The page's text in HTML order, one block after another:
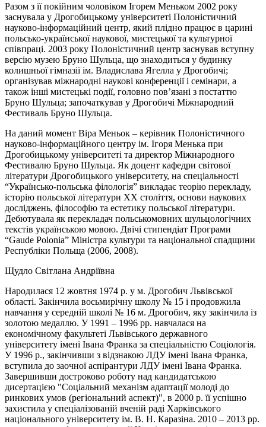
Разом з її покійним чоловіком Ігорем Меньком 2002 року
заснувала у Дрогобицькому університеті Полоністичний
науково-інформаційний центр, який плідно працює в царині
польсько-української наукової, мистецької та культурної
співпраці. 2003 року Полоністичний центр заснував вступну
версію музею Бруно Шульца, що знаходиться у будинку
колишньої гімназії ім. Владислава Ягелла у Дрогобичі;
організував міжнародні наукові конференції і семінари, а
також інші мистецькі події, головно пов’язані з постаттю
Бруно Шульца; започаткував у Дрогобичі Міжнародний
Фестиваль Бруно Шульца.
На даний момент Віра Меньок – керівник Полоністичного
науково-інформаційного центру ім. Ігоря Менька при
Дрогобицькому університеті та директор Міжнародного
Фестивалю Бруно Шульца. Як доцент кафедри світової
літератури Дрогобицького університету, на спеціальності
“Українсько-польська філологія” викладає теорію перекладу,
історію польської літератури ХХ століття, основи наукових
досліджень, філософію та естетику польської літератури.
Дебютувала як перекладач польськомовних шульцологічних
текстів українською мовою. Двічі стипендіат Програми
“Gaude Polonia” Міністра культури та національної спадщини
Республіки Польща (2006, 2008).
Щудло Світлана Андріївна
Народилася 12 жовтня 1974 р. у м. Дрогобич Львівської
області. Закінчила восьмирічну школу № 15 і продовжила
навчання у середній школі № 16 м. Дрогобич, яку закінчила із
золотою медаллю. У 1991 ‒ 1996 рр. навчалася на
економічному факультеті Львівського державного
університету імені Івана Франка за спеціальністю Соціологія.
У 1996 р., закінчивши з відзнакою ЛДУ імені Івана Франка,
вступила до заочної аспірантури ЛДУ імені Івана Франка.
Завершивши достроково роботу над кандидатською
дисертацією "Соціальний механізм адаптації молоді до
ринкових умов (регіональний аспект)", в 2000 р. її успішно
захистила у спеціалізованій вченій раді Харківського
національного університету ім. В. Н. Каразіна. 2010 ‒ 2013 рр.